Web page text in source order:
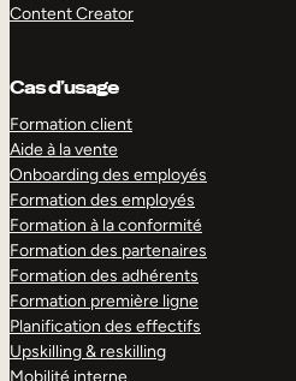
Content Creator
Cas d’usage
Formation client
Aide à la vente
Onboarding des employés
Formation des employés
Formation à la conformité
Formation des partenaires
Formation des adhérents
Formation première ligne
Planification des effectifs
Upskilling & reskilling
Mobilité interne